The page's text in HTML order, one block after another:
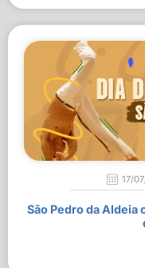
17/
São Pedro da Aldeia